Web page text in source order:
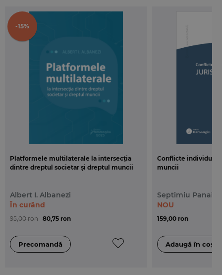
dispusa cu nerespectarea procedurii prevazute de lege.
-15%
Platformele multilaterale la intersecția
dintre dreptul societar și dreptul muncii
Albert I. Albanezi
95,00 ron 80,75 ron
În curând
Conflicte
muncii
Septimiu
159,00 ron
NOU